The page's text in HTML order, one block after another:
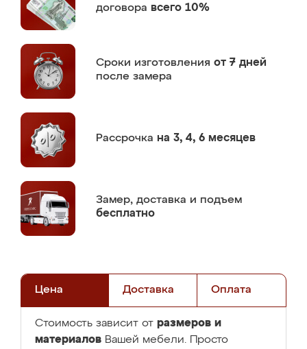
договора всего 10%
Сроки изготовления от 7 дней
после замера
Рассрочка на 3, 4, 6 месяцев
Замер, доставка и подъем
бесплатно
Цена Доставка Оплата
Стоимость зависит от размеров и
материалов Вашей мебели. Просто